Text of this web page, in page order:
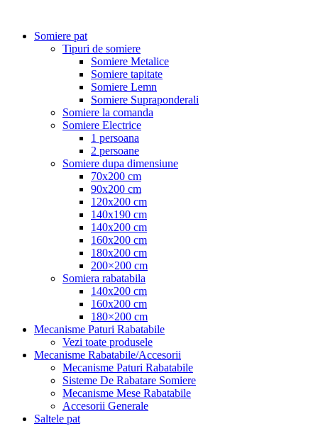
Somiere pat
Tipuri de somiere
Somiere Metalice
Somiere tapitate
Somiere Lemn
Somiere Supraponderali
Somiere la comanda
Somiere Electrice
1 persoana
2 persoane
Somiere dupa dimensiune
70x200 cm
90x200 cm
120x200 cm
140x190 cm
140x200 cm
160x200 cm
180x200 cm
200×200 cm
Somiera rabatabila
140x200 cm
160x200 cm
180×200 cm
Mecanisme Paturi Rabatabile
Vezi toate produsele
Mecanisme Rabatabile/Accesorii
Mecanisme Paturi Rabatabile
Sisteme De Rabatare Somiere
Mecanisme Mese Rabatabile
Accesorii Generale
Saltele pat